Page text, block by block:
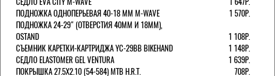
ПОДНОЖКА ОДНОПЕРЬЕВАЯ 40-18 ММ M-WAVE
1 570Р.
ПОДНОЖКА 24-29" (ОТВЕРСТИЯ 40ММ И 18ММ),
OSTAND
1 108Р.
СЪЕМНИК КАРЕТКИ-КАРТРИДЖА YC-29BB BIKEHAND
1 148Р.
СЕДЛО ELASTOMER GEL VENTURA
1 639Р.
ПОКРЫШКА 27.5X2.10 (54-584) MTB H.R.T.
708Р.